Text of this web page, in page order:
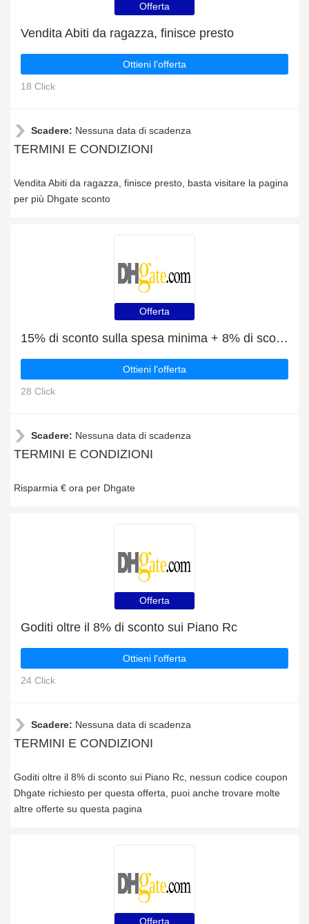
Offerta
Vendita Abiti da ragazza, finisce presto
Ottieni l'offerta
18 Click
Scadere: Nessuna data di scadenza
TERMINI E CONDIZIONI
Vendita Abiti da ragazza, finisce presto, basta visitare la pagina
per più Dhgate sconto
Offerta
15% di sconto sulla spesa minima + 8% di sconto sui Abbigliamento per neonati e bambini
Ottieni l'offerta
28 Click
Scadere: Nessuna data di scadenza
TERMINI E CONDIZIONI
Risparmia € ora per Dhgate
Offerta
Goditi oltre il 8% di sconto sui Piano Rc
Ottieni l'offerta
24 Click
Scadere: Nessuna data di scadenza
TERMINI E CONDIZIONI
Goditi oltre il 8% di sconto sui Piano Rc, nessun codice coupon
Dhgate richiesto per questa offerta, puoi anche trovare molte
altre offerte su questa pagina
Offerta